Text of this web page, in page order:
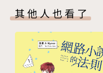
其他人也看了